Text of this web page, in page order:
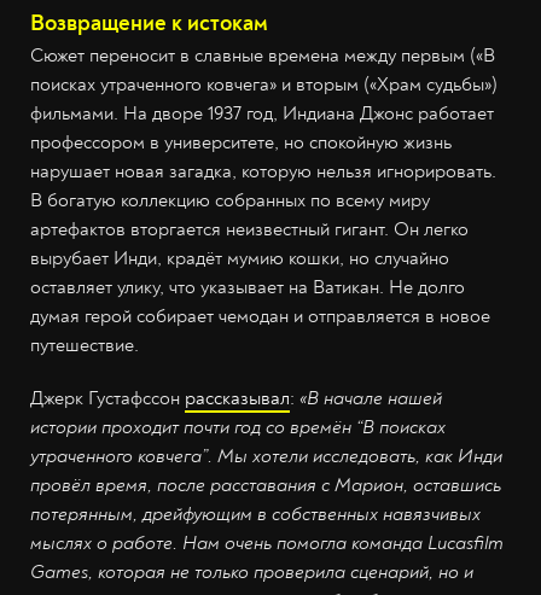
Возвращение к истокам
Сюжет переносит в славные времена между первым («В
поисках утраченного ковчега» и вторым («Храм судьбы»)
фильмами. На дворе 1937 год, Индиана Джонс работает
профессором в университете, но спокойную жизнь
нарушает новая загадка, которую нельзя игнорировать.
В богатую коллекцию собранных по всему миру
артефактов вторгается неизвестный гигант. Он легко
вырубает Инди, крадёт мумию кошки, но случайно
оставляет улику, что указывает на Ватикан. Не долго
думая герой собирает чемодан и отправляется в новое
путешествие.
Джерк Густафссон рассказывал: «В начале нашей
истории проходит почти год со времён “В поисках
утраченного ковчега”. Мы хотели исследовать, как Инди
провёл время, после расставания с Марион, оставшись
потерянным, дрейфующим в собственных навязчивых
мыслях о работе. Нам очень помогла команда Lucasfilm
Games, которая не только проверила сценарий, но и